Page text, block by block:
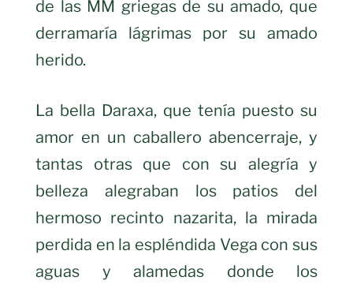
de las MM griegas de su amado, que
derramaría lágrimas por su amado
herido.
La bella Daraxa, que tenía puesto su
amor en un caballero abencerraje, y
tantas otras que con su alegría y
belleza alegraban los patios del
hermoso recinto nazarita, la mirada
perdida en la espléndida Vega con sus
aguas y alamedas donde los